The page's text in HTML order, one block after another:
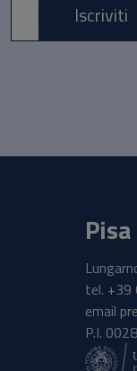
E-mail *Iscriviti
tel. +39
email
P.I.